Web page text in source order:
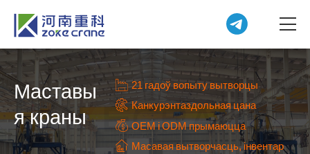
Маставы
я краны
21 гадоў вопыту вытворцы
Канкурэнтаздольная цана
OEM і ODM прымаюцца
Масавая вытворчасць, інвентар